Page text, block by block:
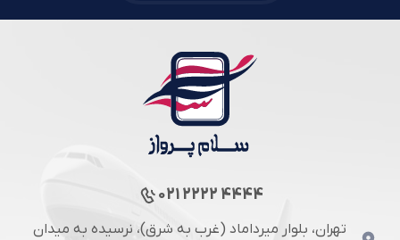
021 2222 4444
تهران، بلوار میرداماد (غرب به شرق)، نرسیده به میدان